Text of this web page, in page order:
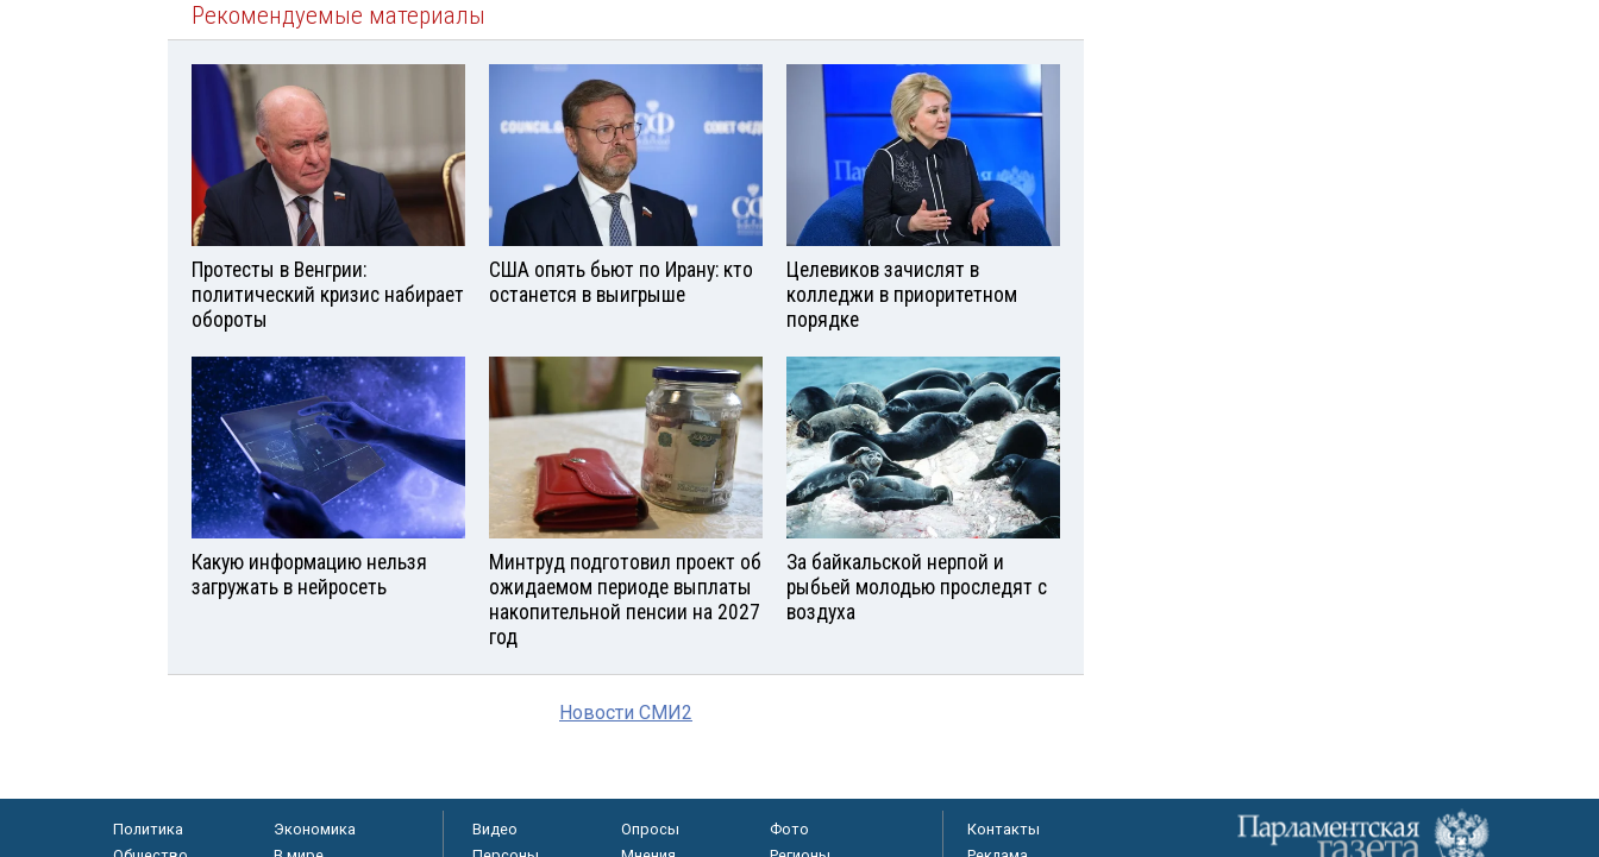
Рекомендуемые материалы
Протесты в Венгрии:
политический кризис набирает
обороты
США опять бьют по Ирану: кто
останется в выигрыше
Целевиков зачислят в
колледжи в приоритетном
порядке
Какую информацию нельзя
загружать в нейросеть
Минтруд подготовил проект об
ожидаемом периоде выплаты
накопительной пенсии на 2027
год
За байкальской нерпой и
рыбьей молодью проследят с
воздуха
Новости СМИ2
Политика
Экономика
Видео Опросы
Фото
Контакты